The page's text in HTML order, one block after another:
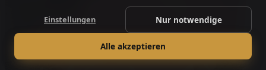
Einstellungen Nur notwendige
Alle akzeptieren